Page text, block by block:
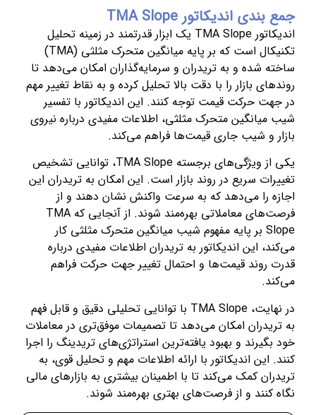
جمع بندی اندیکاتور TMA Slope
اندیکاتور TMA Slope یک ابزار قدرتمند در زمینه تحلیل
تکنیکال است که بر پایه میانگین متحرک مثلثی (TMA)
ساخته شده و به تریدران و سرمایه‌گذاران امکان می‌دهد تا
روندهای بازار را با دقت بالا تحلیل کرده و به نقاط تغییر مهم
در جهت حرکت قیمت توجه کنند. این اندیکاتور با تفسیر
شیب میانگین متحرک مثلثی، اطلاعات مفیدی درباره نیروی
بازار و شیب جاری قیمت‌ها فراهم می‌کند.
یکی از ویژگی‌های برجسته TMA Slope، توانایی تشخیص
تغییرات سریع در روند بازار است. این امکان به تریدران این
اجازه را می‌دهد که به سرعت واکنش نشان دهند و از
فرصت‌های معاملاتی بهره‌مند شوند. از آنجایی که TMA
Slope بر پایه مفهوم شیب میانگین متحرک مثلثی کار
می‌کند، این اندیکاتور به تریدران اطلاعات مفیدی درباره
قدرت روند قیمت‌ها و احتمال تغییر جهت حرکت فراهم
می‌کند.
در نهایت، TMA Slope با توانایی تحلیلی دقیق و قابل فهم
به تریدران امکان می‌دهد تا تصمیمات موفق‌تری در معاملات
خود بگیرند و بهبود یافته‌ترین استراتژی‌های تریدینگ را اجرا
کنند. این اندیکاتور با ارائه اطلاعات مهم و تحلیل قوی، به
تریدران کمک می‌کند تا با اطمینان بیشتری به بازارهای مالی
نگاه کنند و از فرصت‌های بهتری بهره‌مند شوند.